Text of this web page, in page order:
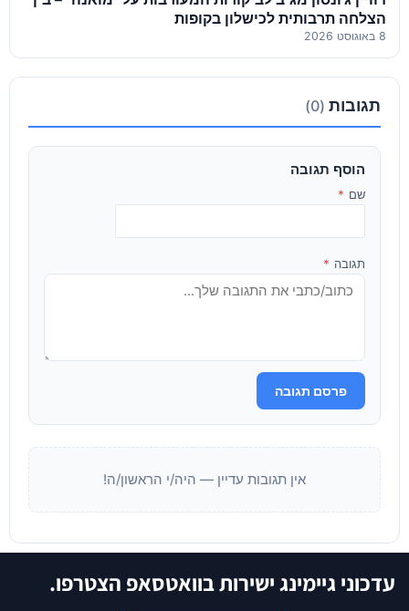
הצלחה תרבותית לכישלון בקופות
8 באוגוסט 2026
תגובות (0)
הוסף תגובה
שם *
תגובה *
פרסם תגובה
אין תגובות עדיין — היה/י הראשון/ה!
עדכוני גיימינג ישירות בוואטסאפ הצטרפו.